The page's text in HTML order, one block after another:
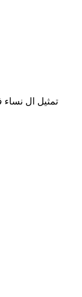
تمثيل ال